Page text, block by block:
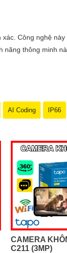
Công nghệ
thông minh
AI Coding IP66
CAMERA
C211 (3MP)